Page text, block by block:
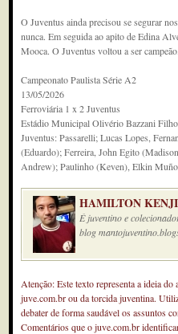
O Juventus ainda precisou se segurar
nunca. Em seguida ao apito de Edina
Mooca. O Juventus voltou a ser campeão.
Campeonato Paulista Série A2
13/05/2026
Ferroviária 1 x 2 Juventus
Estádio Municipal Olivério Bazzani
Juventus: Passarelli; Lucas Lopes,
(Eduardo); Ferreira, John Egito
Andrew); Paulinho (Keven), Elkin
HAMILTON KENJI
É juventino e
blog
Atenção: Este texto representa a ideia
juve.com.br ou da torcida juventina.
debater de forma saudável os assuntos
Comentários que o juve.com.br